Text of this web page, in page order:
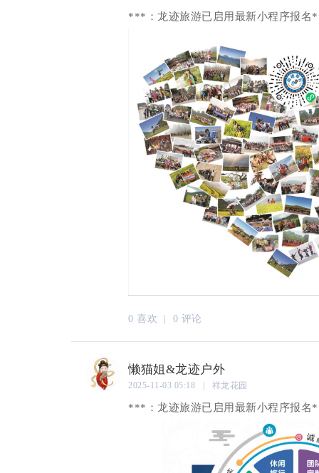
***：龙迹旅游已启用最新小程序报名
0 喜欢 | 0 评论
懒猫姐&龙迹户外
2025-11-03 05:18 | 祥龙花园
***：龙迹旅游已启用最新小程序报名